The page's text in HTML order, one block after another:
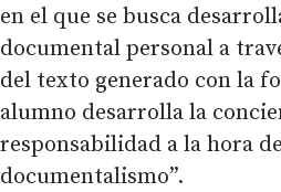
en el que se busca
documental personal a
del texto generado con la
alumno desarrolla la
responsabilidad a la hora
documentalismo”.